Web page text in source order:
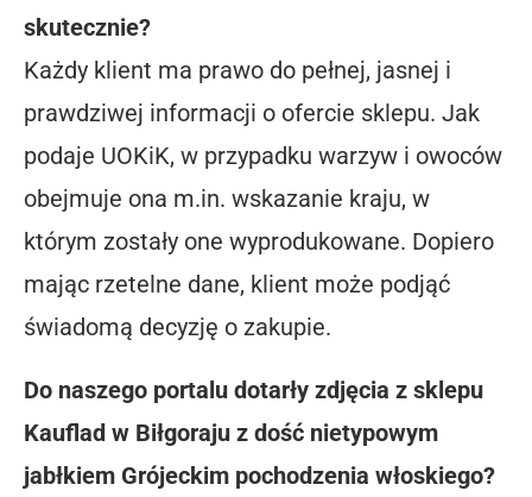
skutecznie?
Każdy klient ma prawo do pełnej, jasnej i
prawdziwej informacji o ofercie sklepu. Jak
podaje UOKiK, w przypadku warzyw i owoców
obejmuje ona m.in. wskazanie kraju, w
którym zostały one wyprodukowane. Dopiero
mając rzetelne dane, klient może podjąć
świadomą decyzję o zakupie.
Do naszego portalu dotarły zdjęcia z sklepu
Kauflad w Biłgoraju z dość nietypowym
jabłkiem Grójeckim pochodzenia włoskiego?